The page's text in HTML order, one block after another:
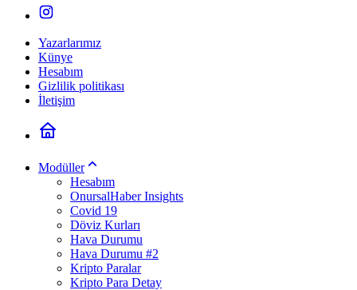
Yazarlarımız
Künye
Hesabım
Gizlilik politikası
İletişim
Modüller
Hesabım
OnursalHaber Insights
Covid 19
Döviz Kurları
Hava Durumu
Hava Durumu #2
Kripto Paralar
Kripto Para Detay